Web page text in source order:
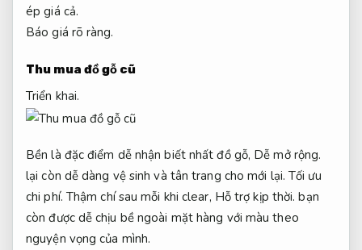
ép giá cả.
Báo giá rõ ràng.
Thu mua đồ gỗ cũ
Triển khai.
Bền là đặc điểm dễ nhận biết nhất đồ gỗ, Dễ mở rộng.
lại còn dễ dàng vệ sinh và tân trang cho mới lại. Tối ưu
chi phí. Thậm chí sau mỗi khi clear, Hỗ trợ kịp thời. bạn
còn được dễ chịu bề ngoài mặt hàng với màu theo
nguyện vọng của mình.